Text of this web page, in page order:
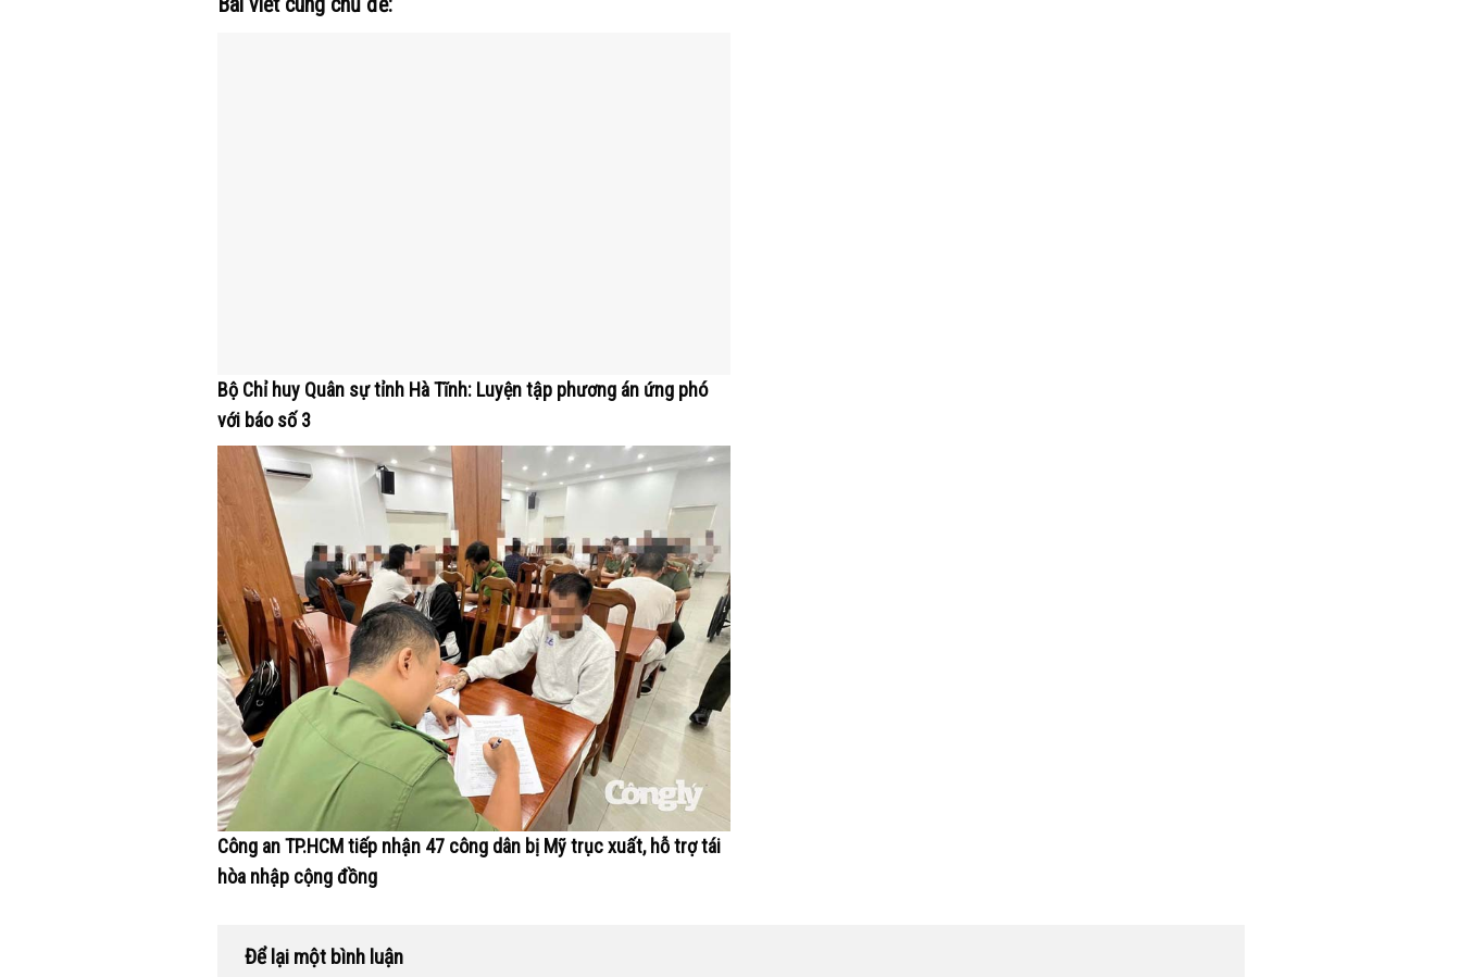
Bộ Chỉ huy Quân sự tỉnh Hà Tĩnh: Luyện tập phương án ứng phó
với báo số 3
Công an TP.HCM tiếp nhận 47 công dân bị Mỹ trục xuất, hỗ trợ tái
hòa nhập cộng đồng
Để lại một bình luận